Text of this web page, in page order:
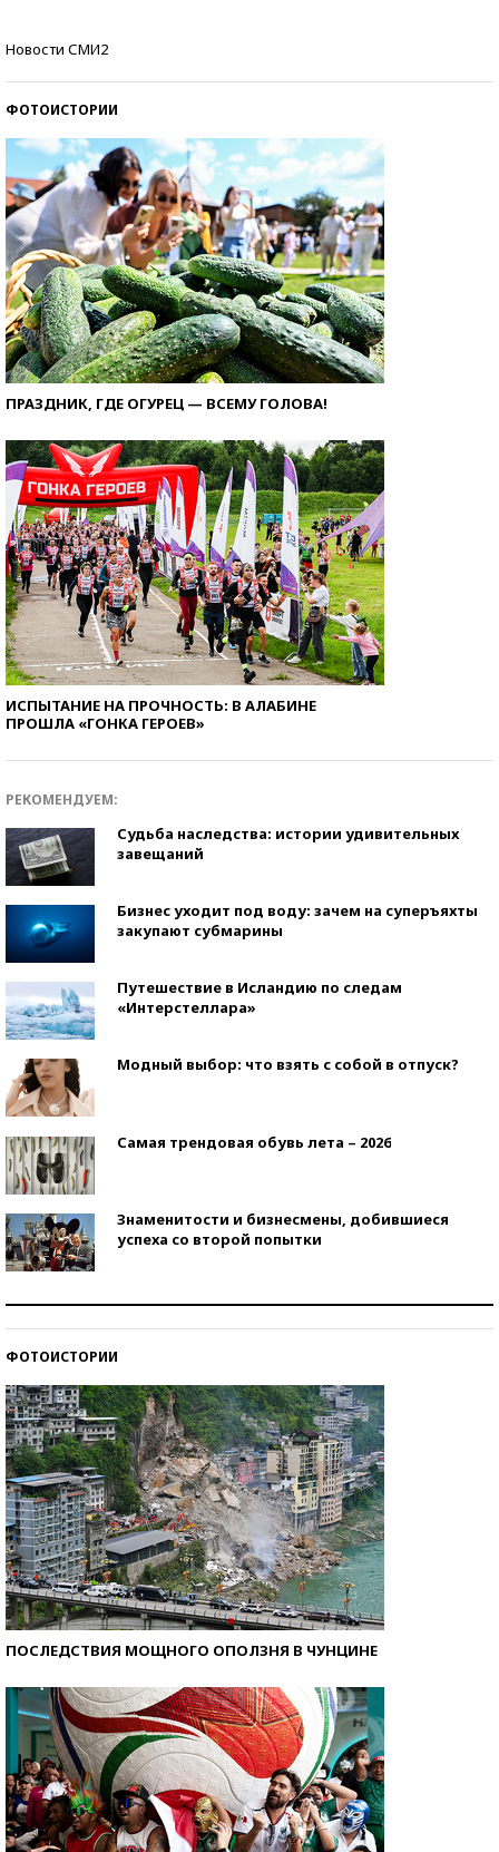
Новости СМИ2
ФОТОИСТОРИИ
ПРАЗДНИК, ГДЕ ОГУРЕЦ — ВСЕМУ ГОЛОВА!
ИСПЫТАНИЕ НА ПРОЧНОСТЬ: В АЛАБИНЕ
ПРОШЛА «ГОНКА ГЕРОЕВ»
РЕКОМЕНДУЕМ:
Судьба наследства: истории удивительных
завещаний
Бизнес уходит под воду: зачем на суперъяхты
закупают субмарины
Путешествие в Исландию по следам
«Интерстеллара»
Модный выбор: что взять с собой в отпуск?
Самая трендовая обувь лета – 2026
Знаменитости и бизнесмены, добившиеся
успеха со второй попытки
ФОТОИСТОРИИ
ПОСЛЕДСТВИЯ МОЩНОГО ОПОЛЗНЯ В ЧУНЦИНЕ